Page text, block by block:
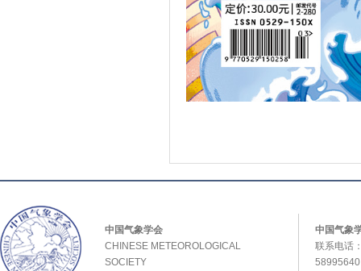
中国气象学会
CHINESE METEOROLOGICAL
SOCIETY
中国气象
联系电话